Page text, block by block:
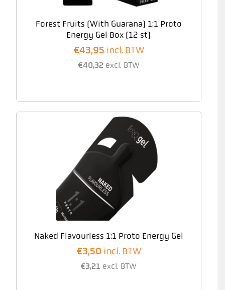
Forest Fruits (With Guarana) 1:1 Proto
Energy Gel Box (12 st)
€43,95 incl. BTW
€40,32 excl. BTW
Naked Flavourless 1:1 Proto Energy Gel
€3,50 incl. BTW
€3,21 excl. BTW